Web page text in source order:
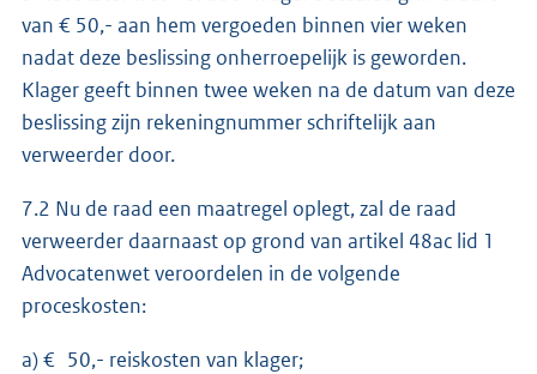
van € 50,- aan hem vergoeden binnen vier weken
nadat deze beslissing onherroepelijk is geworden.
Klager geeft binnen twee weken na de datum van deze
beslissing zijn rekeningnummer schriftelijk aan
verweerder door.
7.2 Nu de raad een maatregel oplegt, zal de raad
verweerder daarnaast op grond van artikel 48ac lid 1
Advocatenwet veroordelen in de volgende
proceskosten:
a) € 50,- reiskosten van klager;